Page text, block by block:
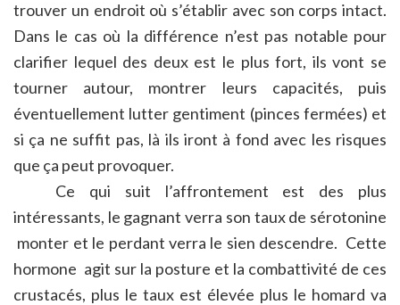
trouver un endroit où s’établir avec son corps intact.
Dans le cas où la différence n’est pas notable pour
clarifier lequel des deux est le plus fort, ils vont se
tourner autour, montrer leurs capacités, puis
éventuellement lutter gentiment (pinces fermées) et
si ça ne suffit pas, là ils iront à fond avec les risques
que ça peut provoquer.
Ce qui suit l’affrontement est des plus
intéressants, le gagnant verra son taux de sérotonine
monter et le perdant verra le sien descendre. Cette
hormone agit sur la posture et la combattivité de ces
crustacés, plus le taux est élevée plus le homard va